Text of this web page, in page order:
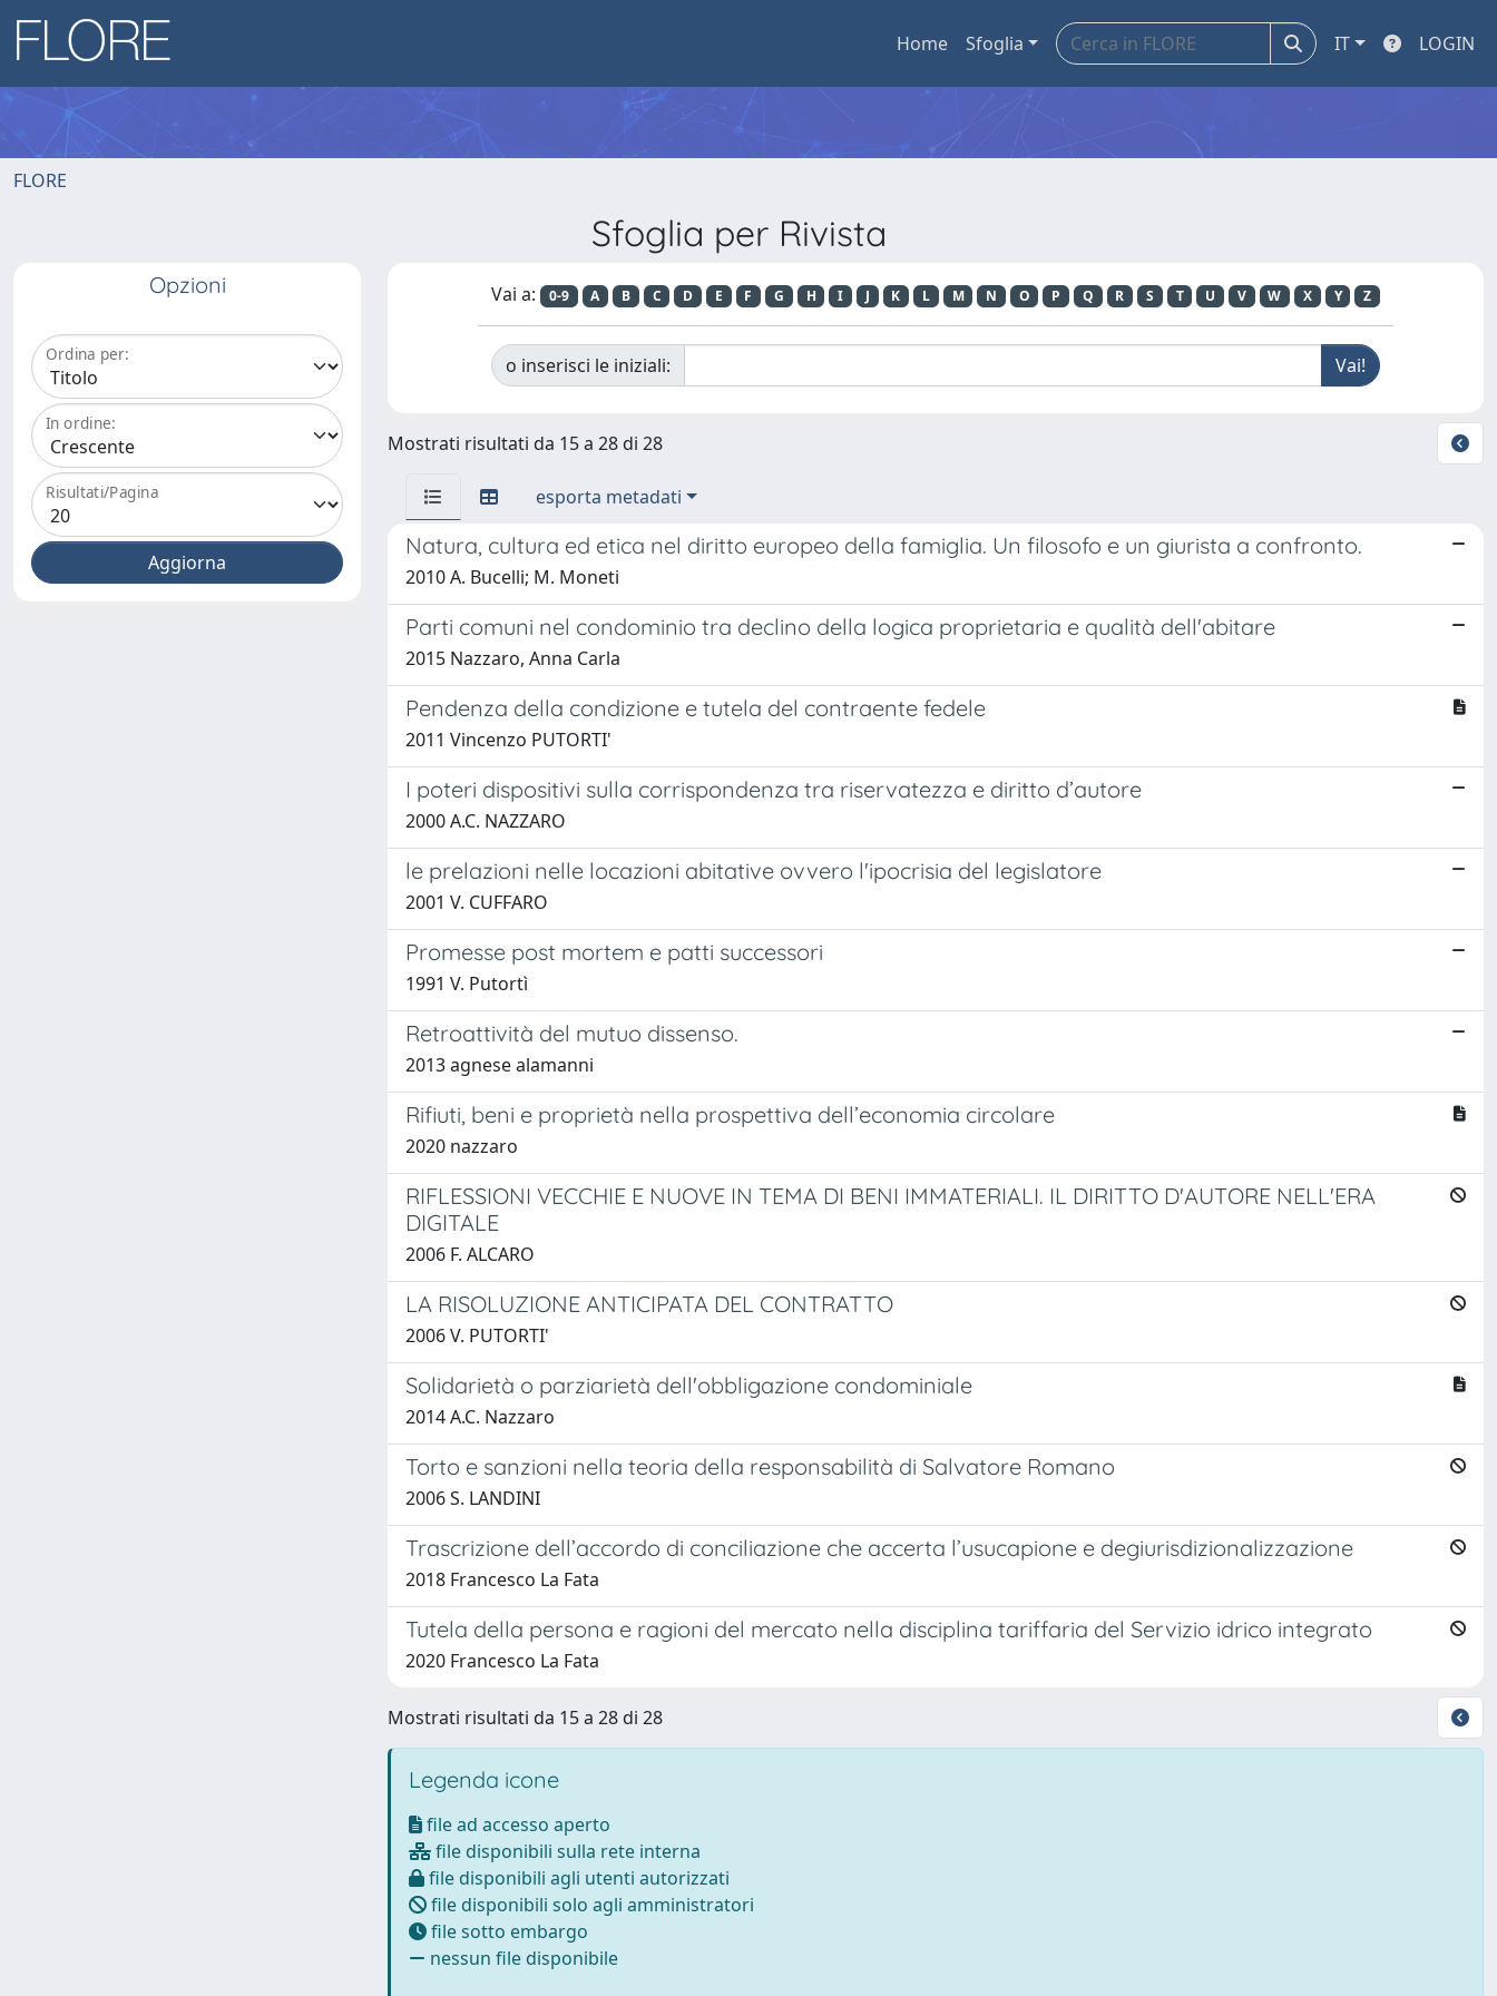
Home Sfoglia IT LOGIN
FLORE
Sfoglia per Rivista
Opzioni
Ordina per:
In ordine:
Risultati/Pagina
Vai a: 0-9 A B C D E F G H I J K L M N O P Q R S T U V W X Y Z
o inserisci le iniziali:
Mostrati risultati da 15 a 28 di 28
esporta metadati
Natura, cultura ed etica nel diritto europeo della famiglia. Un filosofo e un giurista a confronto.
2010 A. Bucelli; M. Moneti
Parti comuni nel condominio tra declino della logica proprietaria e qualità dell'abitare
2015 Nazzaro, Anna Carla
Pendenza della condizione e tutela del contraente fedele
2011 Vincenzo PUTORTI'
I poteri dispositivi sulla corrispondenza tra riservatezza e diritto d’autore
2000 A.C. NAZZARO
le prelazioni nelle locazioni abitative ovvero l'ipocrisia del legislatore
2001 V. CUFFARO
Promesse post mortem e patti successori
1991 V. Putortì
Retroattività del mutuo dissenso.
2013 agnese alamanni
Rifiuti, beni e proprietà nella prospettiva dell’economia circolare
2020 nazzaro
RIFLESSIONI VECCHIE E NUOVE IN TEMA DI BENI IMMATERIALI. IL DIRITTO D'AUTORE NELL'ERA
DIGITALE
2006 F. ALCARO
LA RISOLUZIONE ANTICIPATA DEL CONTRATTO
2006 V. PUTORTI'
Solidarietà o parziarietà dell'obbligazione condominiale
2014 A.C. Nazzaro
Torto e sanzioni nella teoria della responsabilità di Salvatore Romano
2006 S. LANDINI
Trascrizione dell’accordo di conciliazione che accerta l’usucapione e degiurisdizionalizzazione
2018 Francesco La Fata
Tutela della persona e ragioni del mercato nella disciplina tariffaria del Servizio idrico integrato
2020 Francesco La Fata
Mostrati risultati da 15 a 28 di 28
Legenda icone
file ad accesso aperto
file disponibili sulla rete interna
file disponibili agli utenti autorizzati
file disponibili solo agli amministratori
file sotto embargo
nessun file disponibile